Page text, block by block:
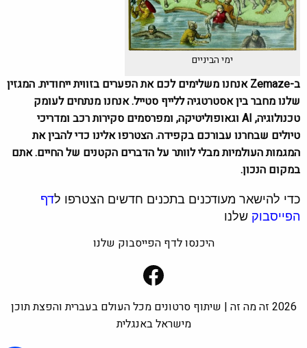
ימי הביניים
ב-Zemaze אנחנו משלימים לכם את הפערים בזווית ייחודית. המגזין
שלנו מחבר בין אסטרטגיה ללייף סטייל. אנחנו מנתחים לעומק
טכנולוגיה, AI וגאופוליטיקה, ומפרסמים סקירות רכב ומדריכי
טיולים שבחרנו עבורכם בקפידה. הצטרפו אלינו כדי להבין את
המגמות העולמיות מבלי לוותר על הדברים הקטנים של החיים. אתם
במקום הנכון.
כדי להישאר מעודכנים בתכנים חדשים הצטרפו ל דף
הפייסבוקשלנו
היכנסו לדף הפייסבוק שלנו
Facebook
2026 זה מה זה | שיתוף סרטונים מכל העולם בעברית והפצת תוכן
מישראל באנגלית